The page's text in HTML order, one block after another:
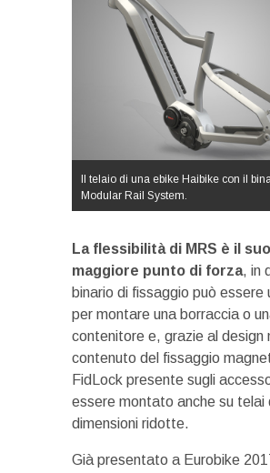
Il telaio di una ebike Haibike con il
Modular Rail System.
La flessibilità di MRS è il suo
maggiore punto di forza, in
binario di fissaggio può essere
per montare una borraccia o
contenitore e, grazie al design
contenuto del fissaggio
FidLock presente sugli
essere montato anche su telai
dimensioni ridotte.
Già presentato a Eurobike